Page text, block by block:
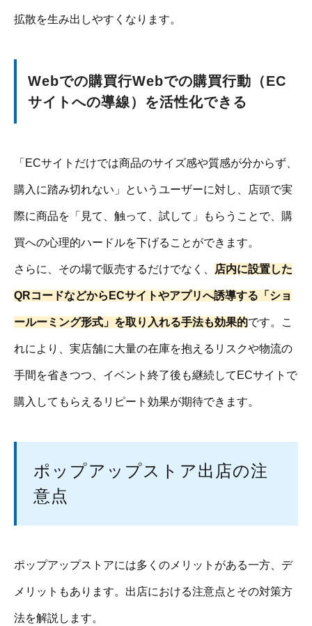
拡散を生み出しやすくなります。
Webでの購買行Webでの購買行動（EC
サイトへの導線）を活性化できる
「ECサイトだけでは商品のサイズ感や質感が分からず、
購入に踏み切れない」というユーザーに対し、店頭で実
際に商品を「見て、触って、試して」もらうことで、購
買への心理的ハードルを下げることができます。
さらに、その場で販売するだけでなく、 店内に設置した
QRコードなどからECサイトやアプリへ誘導する「ショ
ールーミング形式」を取り入れる手法も効果的です。こ
れにより、実店舗に大量の在庫を抱えるリスクや物流の
手間を省きつつ、イベント終了後も継続してECサイトで
購入してもらえるリピート効果が期待できます。
ポップアップストア出店の注
意点
ポップアップストアには多くのメリットがある一方、デ
メリットもあります。出店における注意点とその対策方
法を解説します。